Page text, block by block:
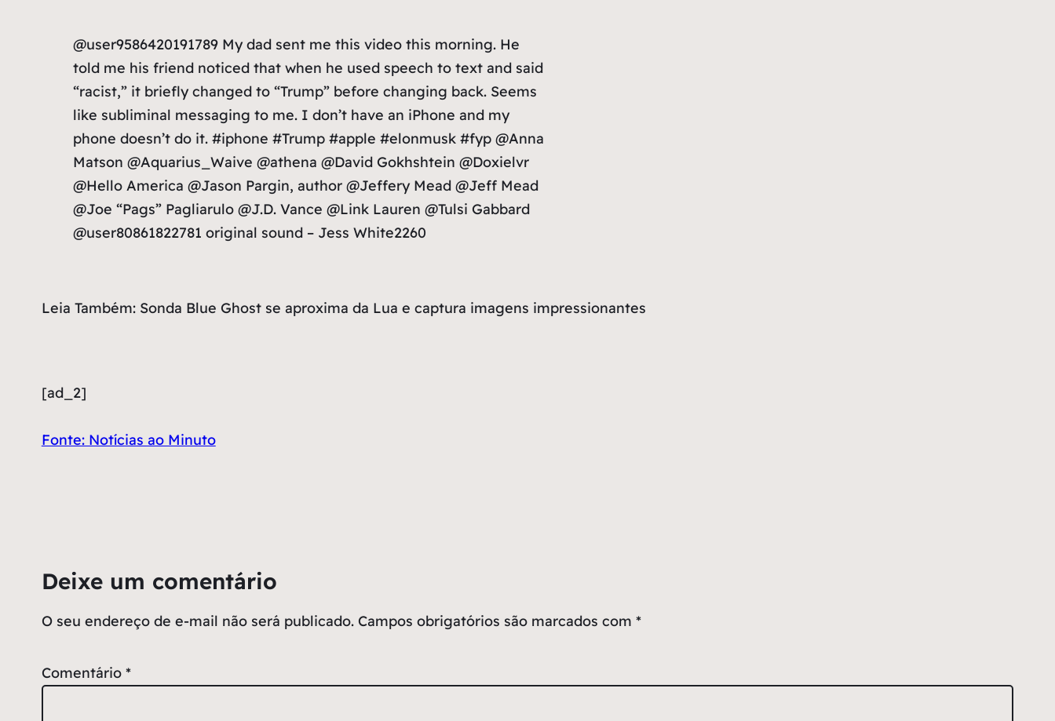
@user9586420191789 My dad sent me this video this morning. He
told me his friend noticed that when he used speech to text and said
“racist,” it briefly changed to “Trump” before changing back. Seems
like subliminal messaging to me. I don’t have an iPhone and my
phone doesn’t do it. #iphone #Trump #apple #elonmusk #fyp @Anna
Matson @Aquarius_Waive @athena @David Gokhshtein @Doxielvr
@Hello America @Jason Pargin, author @Jeffery Mead @Jeff Mead
@Joe “Pags” Pagliarulo @J.D. Vance @Link Lauren @Tulsi Gabbard
@user80861822781 original sound – Jess White2260
Leia Também: Sonda Blue Ghost se aproxima da Lua e captura imagens impressionantes
[ad_2]
Fonte: Notícias ao Minuto
Deixe um comentário
O seu endereço de e-mail não será publicado. Campos obrigatórios são marcados com *
Comentário *